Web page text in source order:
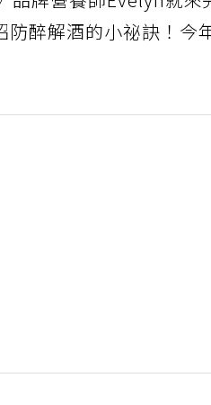
品牌營養師Evelyn就
醉解酒的小祕訣！今